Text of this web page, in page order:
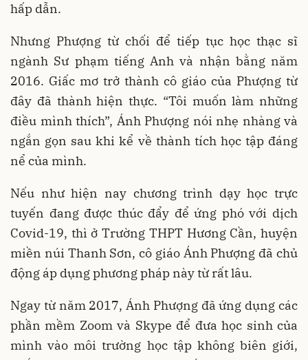
hấp dẫn.
Nhưng Phượng từ chối để tiếp tục học thạc sĩ
ngành Sư phạm tiếng Anh và nhận bằng năm
2016. Giấc mơ trở thành cô giáo của Phượng từ
đây đã thành hiện thực. “Tôi muốn làm những
điều mình thích”, Ánh Phượng nói nhẹ nhàng và
ngắn gọn sau khi kể về thành tích học tập đáng
nể của mình.
Nếu như hiện nay chương trình dạy học trực
tuyến đang được thúc đẩy để ứng phó với dịch
Covid-19, thì ở Trường THPT Hương Cần, huyện
miền núi Thanh Sơn, cô giáo Ánh Phượng đã chủ
động áp dụng phương pháp này từ rất lâu.
Ngay từ năm 2017, Ánh Phượng đã ứng dụng các
phần mềm Zoom và Skype để đưa học sinh của
mình vào môi trường học tập không biên giới,